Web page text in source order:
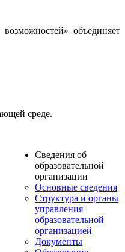
объединяет
среде.
Сведения об
образовательной
организации
Основные сведения
Структура и органы
управления
образовательной
организацией
Документы